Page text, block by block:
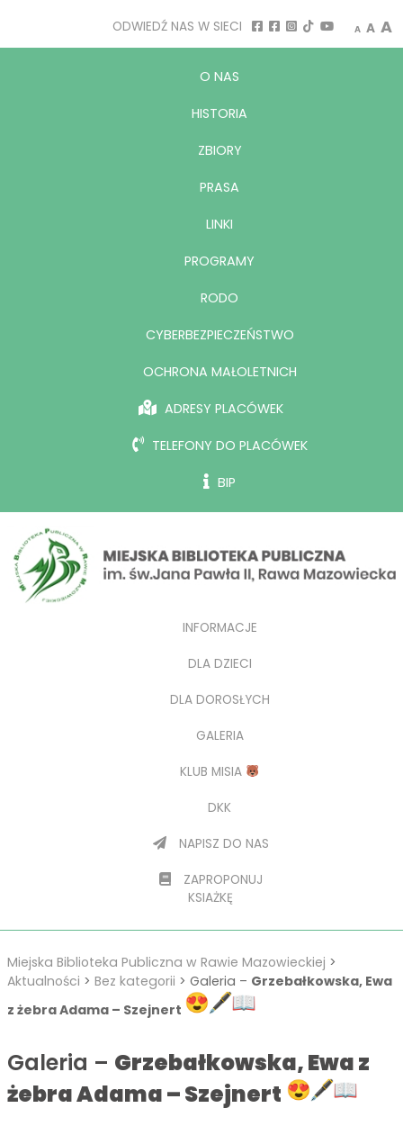
ODWIEDŹ NAS W SIECI A A A
O NAS
HISTORIA
ZBIORY
PRASA
LINKI
PROGRAMY
RODO
CYBERBEZPIECZEŃSTWO
OCHRONA MAŁOLETNICH
ADRESY PLACÓWEK
TELEFONY DO PLACÓWEK
BIP
INFORMACJE
DLA DZIECI
DLA DOROSŁYCH
GALERIA
KLUB MISIA
DKK
NAPISZ DO NAS
ZAPROPONUJ
KSIAŻKĘ
Miejska Biblioteka Publiczna w Rawie Mazowieckiej >
Aktualności > Bez kategorii > Galeria – Grzebałkowska, Ewa
z żebra Adama – Szejnert
Galeria – Grzebałkowska, Ewa z
żebra Adama – Szejnert